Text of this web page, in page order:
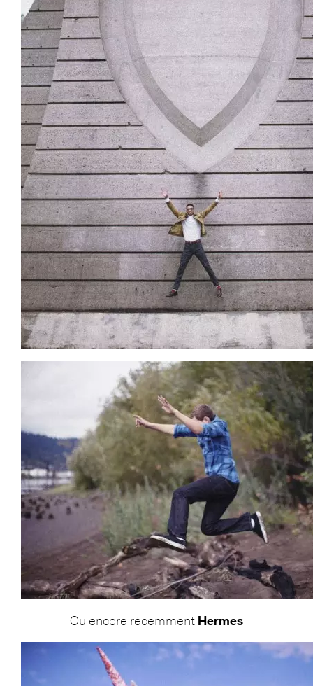
Ou encore récemment Hermes